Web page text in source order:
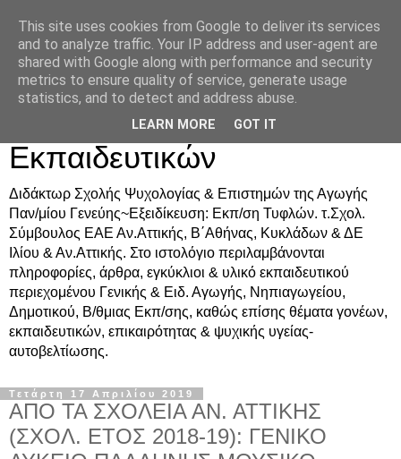
Δρ. Ράνια Χιουρέα-
Συμβουλευτική &
Υποστήριξη Γονέων &
Εκπαιδευτικών
Διδάκτωρ Σχολής Ψυχολογίας & Επιστημών της Αγωγής
Παν/μίου Γενεύης~Εξειδίκευση: Εκπ/ση Τυφλών. τ.Σχολ.
Σύμβουλος ΕΑΕ Αν.Αττικής, Β΄Αθήνας, Κυκλάδων & ΔΕ
Ιλίου & Αν.Αττικής. Στο ιστολόγιο περιλαμβάνονται
πληροφορίες, άρθρα, εγκύκλιοι & υλικό εκπαιδευτικού
περιεχομένου Γενικής & Ειδ. Αγωγής, Νηπιαγωγείου,
Δημοτικού, Β/θμιας Εκπ/σης, καθώς επίσης θέματα γονέων,
εκπαιδευτικών, επικαιρότητας & ψυχικής υγείας-
αυτοβελτίωσης.
Τετάρτη 17 Απριλίου 2019
ΑΠΟ ΤΑ ΣΧΟΛΕΙΑ ΑΝ. ΑΤΤΙΚΗΣ
(ΣΧΟΛ. ΕΤΟΣ 2018-19): ΓΕΝΙΚΟ
This site uses cookies from Google to deliver its services
and to analyze traffic. Your IP address and user-agent are
shared with Google along with performance and security
metrics to ensure quality of service, generate usage
statistics, and to detect and address abuse.
LEARN MORE GOT IT